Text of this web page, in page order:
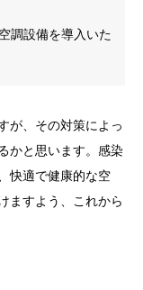
調設備を導入いた
が、その対策によっ
かと思います。感染
快適で健康的な空
ますよう、これから